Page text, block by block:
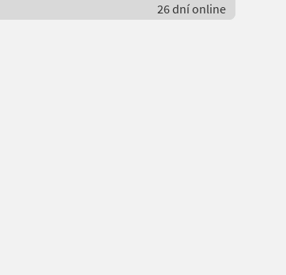
26 dní online